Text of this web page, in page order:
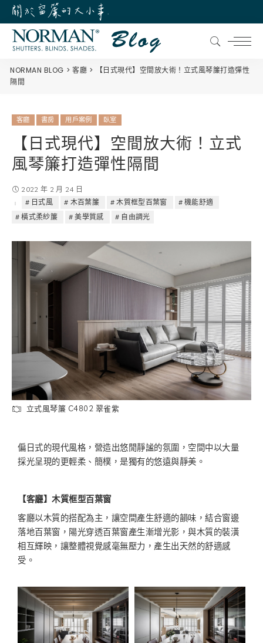
NORMAN BLOG 客廳
【日式現代】空間放大術！立式風琴簾打造彈性
隔間
客廳 書房 用戶案例 臥室
【日式現代】空間放大術！立式
風琴簾打造彈性隔間
2022 年 2 月 24 日
日式風
木百葉簾 木質框型百葉窗
機能舒適
橫式柔紗簾
美學質感 自由調光
立式風琴簾 C4802 翠雀紫
偏日式的現代風格，營造出悠閒靜謐的氛圍，空間中以大量
採光呈現的更輕柔、簡樸，是獨有的悠遠與靜美。
【客廳】 木質框型百葉窗
客廳以木質的搭配為主，讓空間產生舒適的韻味，結合窗邊
落地百葉窗，陽光穿透百葉窗產生漸增光影，與木質的裝潢
相互輝映，讓整體視覺感毫無壓力，產生出天然的舒適感
受。